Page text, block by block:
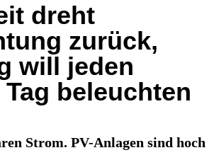
dreht
zurück,
will jeden
beleuchten
Strom. PV-Anlagen sind hoch